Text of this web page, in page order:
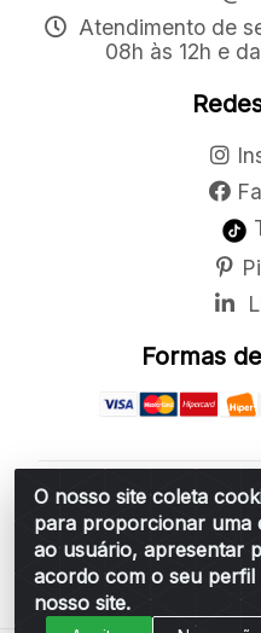
O nosso site coleta
para proporcionar uma
ao usuário, apresentar
acordo com o seu perfil
nosso site.
Atendimento de
08h às 12h e
Formas
Belchior Cortinas e
Vereador Sérgio
Bárbara d'Oeste/SP